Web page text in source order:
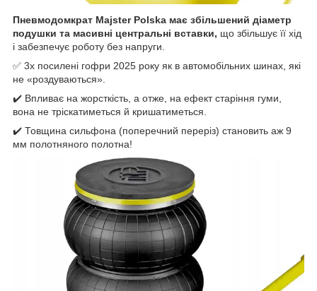
Пневмодомкрат Majster Polska має збільшений діаметр
подушки та масивні центральні вставки, що збільшує її хід
і забезпечує роботу без напруги.
✅ 3x посилені гофри 2025 року як в автомобільних шинах, які
не «роздуваються».
✔️ Впливає на жорсткість, а отже, на ефект старіння гуми,
вона не тріскатиметься й кришатиметься.
✔️ Товщина сильфона (поперечний переріз) становить аж 9
мм полотняного полотна!